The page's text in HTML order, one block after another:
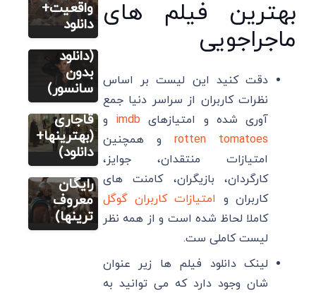
بهترین فیلم های
ماجراجویی
دقت کنید این لیست بر اساس
نظرات کاربران از سراسر دنیا جمع
آوری شده و امتیازهای imdb و
rotten tomatoes و همچنین
امتیازات منتقدان، جوایز،
کارگردان، بازیگران، کامنت های
کاربران و امتیازات کاربران گوگل
کاملا لحاظ شده است و از همه نظر
لیست کاملی ست.
لینک دانلود فیلم ها زیر عنوان
شان وجود دارد که می توانید به
واقعیت+
دانلود
سینمایی
اکشن
رزمی خفن
(دانلود
بدون
سانسور)
فیلم
8 فیلم و
سریال
تاریخی
ایرانی
قاجاری
(بهترینها+
دانلود)
فیلم
6 فیلم
تاریخی
ایرانی
ساخت
خارج
(دانلود
رایگان
معروف
ترینها)